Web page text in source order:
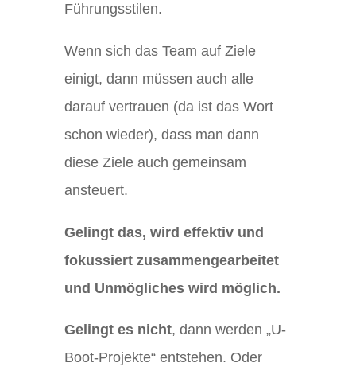
Führungsstilen.
Wenn sich das Team auf Ziele
einigt, dann müssen auch alle
darauf vertrauen (da ist das Wort
schon wieder), dass man dann
diese Ziele auch gemeinsam
ansteuert.
Gelingt das, wird effektiv und
fokussiert zusammengearbeitet
und Unmögliches wird möglich.
Gelingt es nicht, dann werden „U-
Boot-Projekte“ entstehen. Oder